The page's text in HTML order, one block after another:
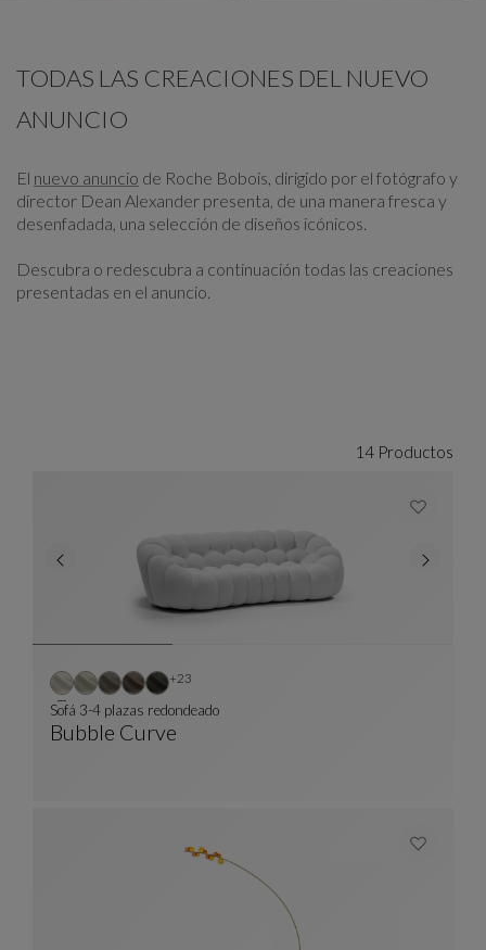
TODAS LAS CREACIONES DEL NUEVO
ANUNCIO
El nuevo anuncio de Roche Bobois, dirigido por el fotógrafo y
director Dean Alexander presenta, de una manera fresca y
desenfadada, una selección de diseños icónicos.
Descubra o redescubra a continuación todas las creaciones
presentadas en el anuncio.
14 Productos
Bubble Curve
Sofá 3-4 plazas redondeado
+23Otros colores : 23 colores disponibles